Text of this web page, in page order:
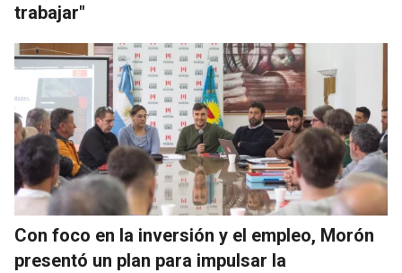
trabajar"
Con foco en la inversión y el empleo, Morón
presentó un plan para impulsar la